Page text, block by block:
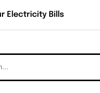
Electricity Bills